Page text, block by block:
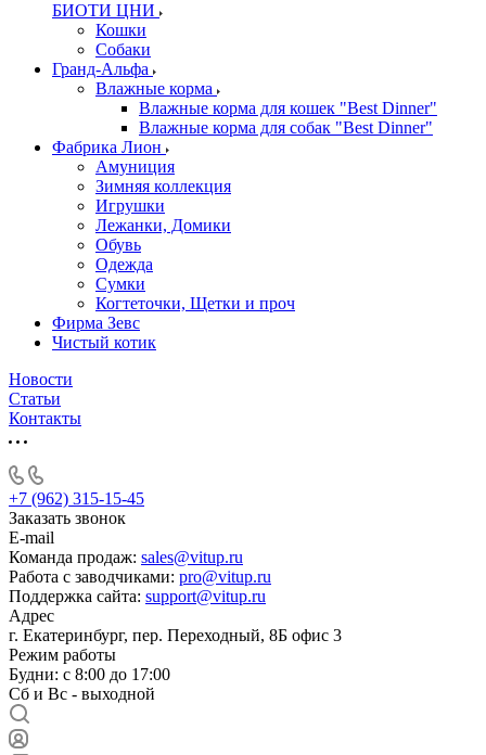
БИОТИ ЦНИ
Кошки
Собаки
Гранд-Альфа
Влажные корма
Влажные корма для кошек "Best Dinner"
Влажные корма для собак "Best Dinner"
Фабрика Лион
Амуниция
Зимняя коллекция
Игрушки
Лежанки, Домики
Обувь
Одежда
Сумки
Когтеточки, Щетки и проч
Фирма Зевс
Чистый котик
Новости
Статьи
Контакты
+7 (962) 315-15-45
Заказать звонок
E-mail
Команда продаж: sales@vitup.ru
Работа с заводчиками: pro@vitup.ru
Поддержка сайта: support@vitup.ru
Адрес
г. Екатеринбург, пер. Переходный, 8Б офис 3
Режим работы
Будни: с 8:00 до 17:00
Сб и Вс - выходной